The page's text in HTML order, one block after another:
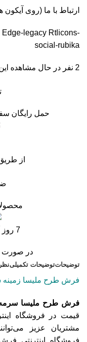
ارتباط با ما (روی آیکون
Edge-legacy Rtlicons-
social-rubika
2 نفر در حال مشاهده
حمل رایگان سفارشات
از
7 روز گارانتی بازگشت وجه
در صورت
توضیحاتتوضیحات تکمیلی
فرش طرح ملیسا زمینه
فرش طرح ملیسا
قیمت در فروشگاه
مشتریان عزیز